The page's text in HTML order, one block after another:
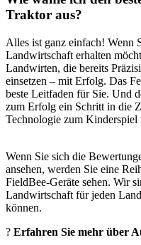
Traktor aus?
Alles ist ganz einfach! Wenn
Landwirtschaft erhalten
Landwirten, die bereits
einsetzen – mit Erfolg. Das
beste Leitfaden für Sie. Und
zum Erfolg ein Schritt in die
Technologie zum Kinderspiel
Wenn Sie sich die
ansehen, werden Sie eine
FieldBee-Geräte sehen. Wir
Landwirtschaft für jeden
können.
? Erfahren Sie mehr über